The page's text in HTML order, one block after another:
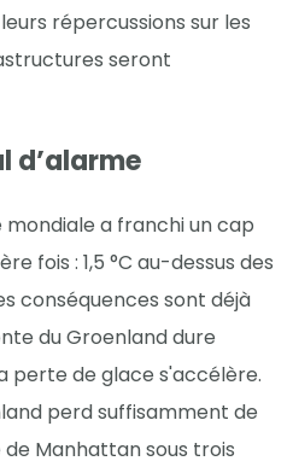
répercussions sur les
seront
d’alarme
a franchi un cap
fois : 1,5 °C au-dessus des
conséquences sont déjà
du Groenland dure
perte de glace s'accélère.
perd suffisamment de
Manhattan sous trois